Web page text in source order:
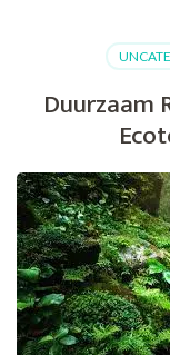
Duurzaam